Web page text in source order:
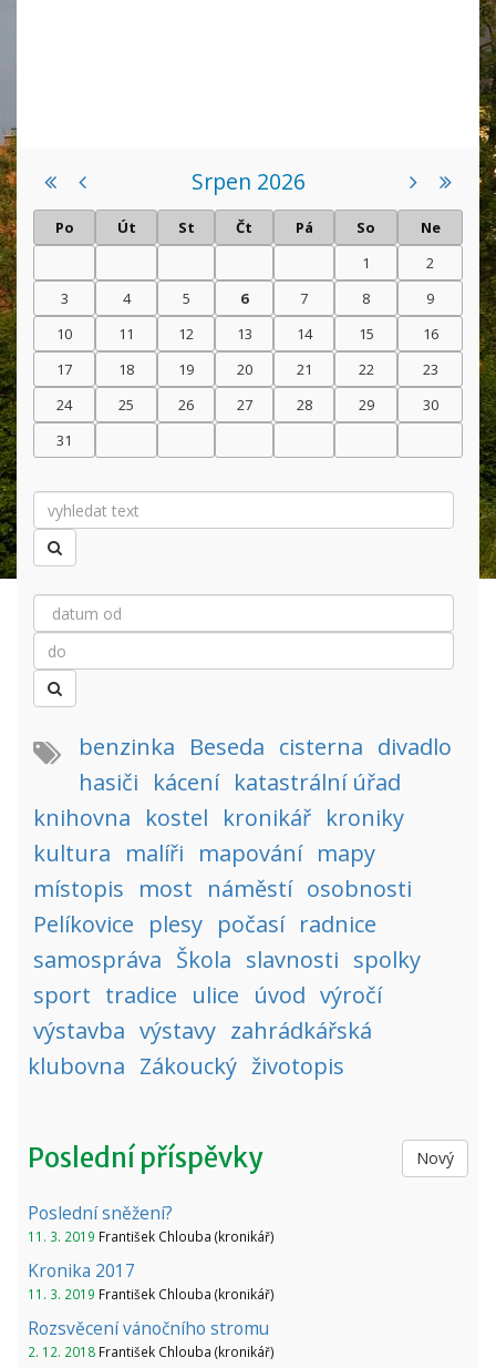
Srpen 2026
Po Út St Čt Pá So
Ne
1
2
3
4 5 6 7 8
9
10
11 12 13 14 15
16
17
18 19 20 21 22
23
24
25 26 27 28 29
30
31
benzinka Beseda cisterna divadlo
hasiči kácení katastrální úřad
knihovna kostel kronikář kroniky
kultura malíři mapování mapy
místopis most náměstí osobnosti
Pelíkovice plesy počasí radnice
samospráva Škola slavnosti spolky
sport tradice ulice úvod výročí
výstavba výstavy zahrádkářská
klubovna Zákoucký životopis
Nový
Poslední příspěvky
Poslední sněžení?
11. 3. 2019 František Chlouba (kronikář)
Kronika 2017
11. 3. 2019 František Chlouba (kronikář)
Rozsvěcení vánočního stromu
2. 12. 2018 František Chlouba (kronikář)